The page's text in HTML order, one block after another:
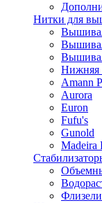
Нитки для
Нижняя
Amann
Aurora
Euron
Fufu's
Gunold
Madeira